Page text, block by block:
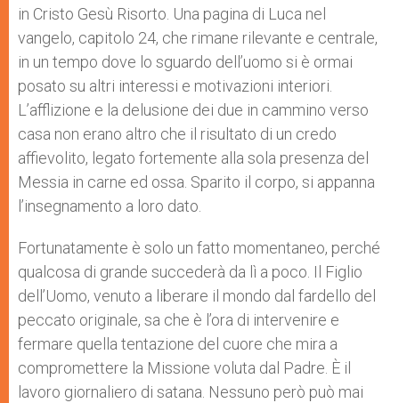
in Cristo Gesù Risorto. Una pagina di Luca nel
vangelo, capitolo 24, che rimane rilevante e centrale,
in un tempo dove lo sguardo dell’uomo si è ormai
posato su altri interessi e motivazioni interiori.
L’afflizione e la delusione dei due in cammino verso
casa non erano altro che il risultato di un credo
affievolito, legato fortemente alla sola presenza del
Messia in carne ed ossa. Sparito il corpo, si appanna
l’insegnamento a loro dato.
Fortunatamente è solo un fatto momentaneo, perché
qualcosa di grande succederà da lì a poco. Il Figlio
dell’Uomo, venuto a liberare il mondo dal fardello del
peccato originale, sa che è l’ora di intervenire e
fermare quella tentazione del cuore che mira a
compromettere la Missione voluta dal Padre. È il
lavoro giornaliero di satana. Nessuno però può mai